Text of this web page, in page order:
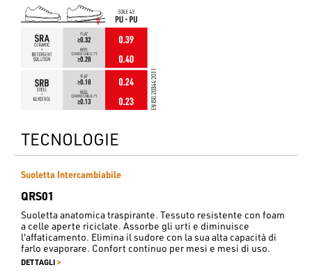
TECNOLOGIE
Suoletta Intercambiabile
QRS01
Suoletta anatomica traspirante. Tessuto resistente con foam
a celle aperte riciclate. Assorbe gli urti e diminuisce
l'affaticamento. Elimina il sudore con la sua alta capacità di
farlo evaporare. Confort continuo per mesi e mesi di uso.
DETTAGLI >